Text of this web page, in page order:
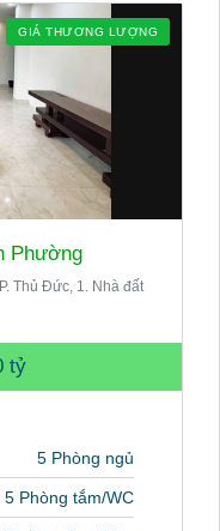
GIÁ THƯƠNG LƯỢNG
Phường
Thủ Đức, 1. Nhà đất
tỷ
5 Phòng ngủ
5 Phòng tắm/WC